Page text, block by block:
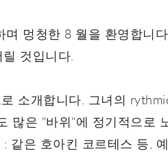
멍청한 8 월을 환영합니
것입니다.
소개합니다. 그녀의
많은 "바위"에 정기적으로
같은 호아킨 코르테스 등,